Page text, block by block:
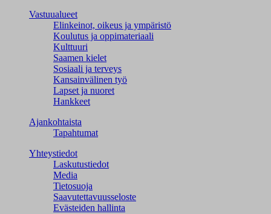
Vastuualueet
Elinkeinot, oikeus ja ympäristö
Koulutus ja oppimateriaali
Kulttuuri
Saamen kielet
Sosiaali ja terveys
Kansainvälinen työ
Lapset ja nuoret
Hankkeet
Ajankohtaista
Tapahtumat
Yhteystiedot
Laskutustiedot
Media
Tietosuoja
Saavutettavuusseloste
Evästeiden hallinta